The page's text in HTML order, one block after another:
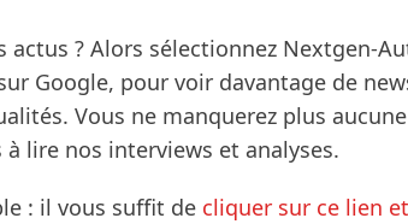
actus ? Alors sélectionnez Nextgen-
Google, pour voir davantage de
Vous ne manquerez plus
lire nos interviews et analyses.
: il vous suffit de cliquer sur ce lien